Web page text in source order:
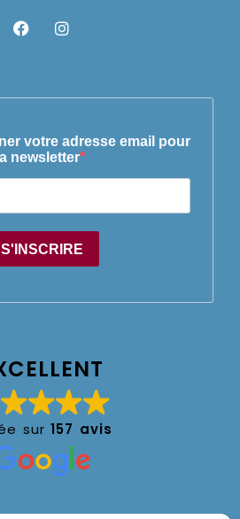
sur157 avis